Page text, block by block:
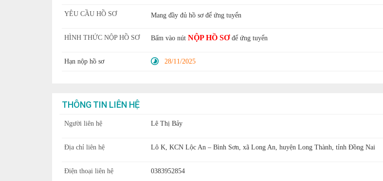
YÊU CẦU HỒ SƠ Mang đầy đủ hồ sơ để ứng tuyển
HÌNH THỨC NỘP HỒ SƠ Bấm vào nút NỘP HỒ SƠđể ứng tuyển
Hạn nộp hồ sơ 28/11/2025
THÔNG TIN LIÊN HỆ
Người liên hệ Lê Thị Bảy
Địa chỉ liên hệ Lô K, KCN Lộc An – Bình Sơn, xã Long An, huyện Long Thành, tỉnh Đồng Nai
Điện thoại liên hệ 0383952854